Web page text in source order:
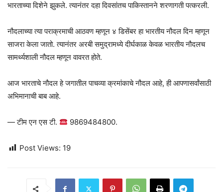
भारताच्या दिशेने झुकले. त्यानंतर दहा दिवसांतच पाकिस्तानने शरणागती पत्करली.
नौदलाच्या त्या पराक्रमाची आठवण म्हणून ४ डिसेंबर हा भारतीय नौदल दिन म्हणून
साजरा केला जातो. त्यानंतर अरबी समुद्रामध्ये दीर्घकाळ केवळ भारतीय नौदलच
सामर्थ्यशाली नौदल म्हणून वावरत होते.
आज भारताचे नौदल हे जगातील पाचव्या क्रमांकाचे नौदल आहे, ही आपणासर्वांसाठी
अभिमानाची बाब आहे.
— टीम एन एस टी. 9869484800.
Post Views: 19